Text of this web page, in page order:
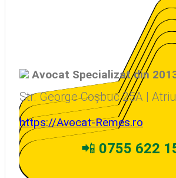
Avocat Specializat din
Str. George Coșbuc 25A |
https://Avocat-Remes.ro
📲 0755 622